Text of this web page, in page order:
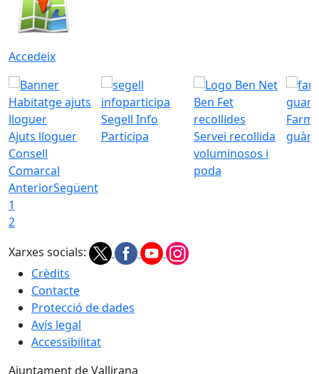
Accedeix
Ajuts lloguer
Consell
Comarcal
Segell Info
Participa
Servei recollida
voluminosos i
poda
AnteriorSegüent
1
2
Xarxes socials:
Crèdits
Contacte
Protecció de dades
Avís legal
Accessibilitat
Ajuntament de Vallirana